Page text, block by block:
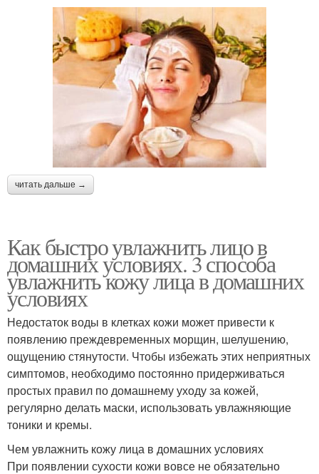
читать дальше →
Как быстро увлажнить лицо в
домашних условиях. 3 способа
увлажнить кожу лица в домашних
условиях
Недостаток воды в клетках кожи может привести к
появлению преждевременных морщин, шелушению,
ощущению стянутости. Чтобы избежать этих неприятных
симптомов, необходимо постоянно придерживаться
простых правил по домашнему уходу за кожей,
регулярно делать маски, использовать увлажняющие
тоники и кремы.
Чем увлажнить кожу лица в домашних условиях
При появлении сухости кожи вовсе не обязательно